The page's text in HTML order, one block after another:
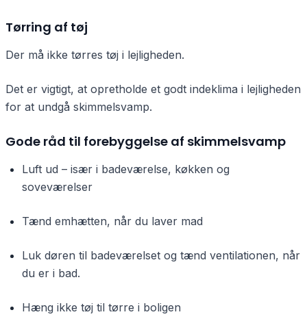
Tørring af tøj
Der må ikke tørres tøj i lejligheden.
Det er vigtigt, at opretholde et godt indeklima i lejligheden
for at undgå skimmelsvamp.
Gode råd til forebyggelse af skimmelsvamp
Luft ud – især i badeværelse, køkken og
soveværelser
Tænd emhætten, når du laver mad
Luk døren til badeværelset og tænd ventilationen, når
du er i bad.
Hæng ikke tøj til tørre i boligen